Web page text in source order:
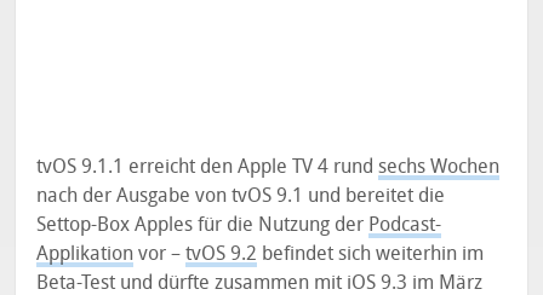
tvOS 9.1.1 erreicht den Apple TV 4 rundsechs Wochen
nach der Ausgabe von tvOS 9.1 und bereitet die
Settop-Box Apples für die Nutzung der Podcast-
Applikation vor –tvOS 9.2 befindet sich weiterhin im
Beta-Test und dürfte zusammen mit iOS 9.3 im März